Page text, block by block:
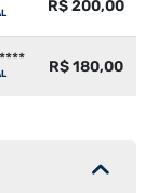
R$ 200,00
R$ 180,00